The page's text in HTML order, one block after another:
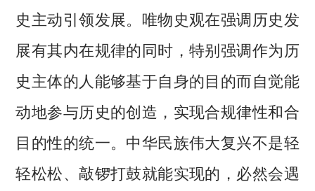
史主动引领发展。唯物史观在强调历史发
展有其内在规律的同时，特别强调作为历
史主体的人能够基于自身的目的而自觉能
动地参与历史的创造，实现合规律性和合
目的性的统一。中华民族伟大复兴不是轻
轻松松、敲锣打鼓就能实现的，必然会遇